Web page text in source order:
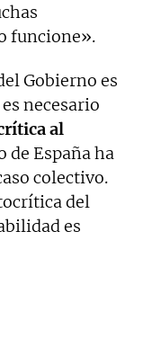
funcione».
Gobierno es
necesario
al
de España ha
colectivo.
del
es